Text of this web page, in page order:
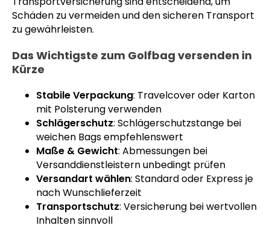
Schäden zu vermeiden und den sicheren Transport
zu gewährleisten.
Das Wichtigste zum Golfbag versenden in
Kürze
Stabile Verpackung: Travelcover oder Karton
mit Polsterung verwenden
Schlägerschutz: Schlägerschutzstange bei
weichen Bags empfehlenswert
Maße & Gewicht: Abmessungen bei
Versanddienstleistern unbedingt prüfen
Versandart wählen: Standard oder Express je
nach Wunschlieferzeit
Transportschutz: Versicherung bei wertvollen
Inhalten sinnvoll